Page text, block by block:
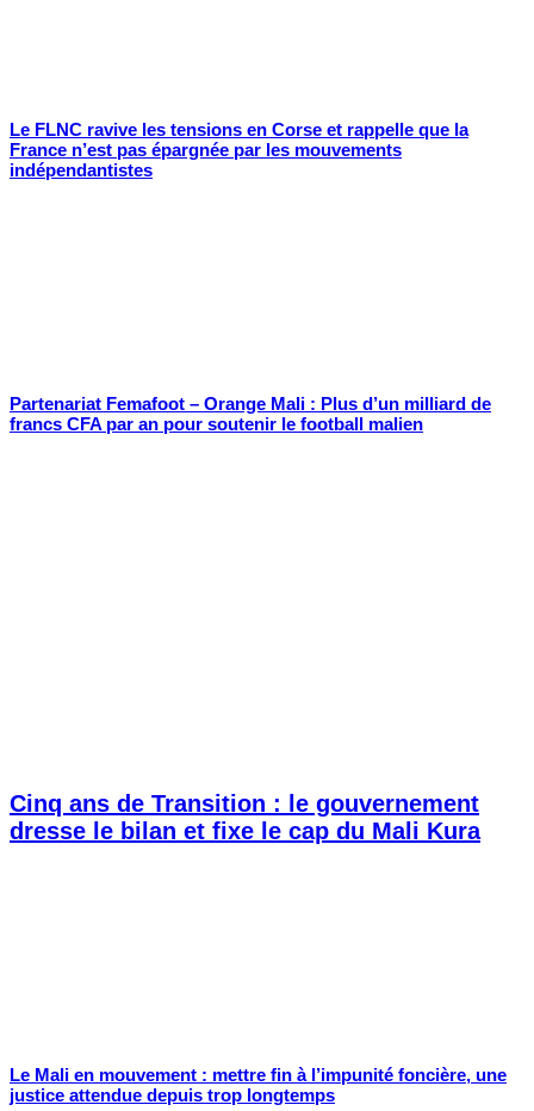
Le FLNC ravive les tensions en Corse et rappelle que la
France n’est pas épargnée par les mouvements
indépendantistes
Partenariat Femafoot – Orange Mali : Plus d’un milliard de
francs CFA par an pour soutenir le football malien
Cinq ans de Transition : le gouvernement
dresse le bilan et fixe le cap du Mali Kura
Le Mali en mouvement : mettre fin à l’impunité foncière, une
justice attendue depuis trop longtemps